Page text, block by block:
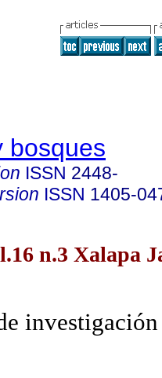
bosques
ISSN 2448-
ISSN 1405-
n.3 Xalapa
investigación